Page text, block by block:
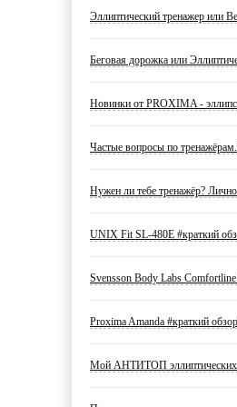
Эллиптический тренажер или
Беговая дорожка или
Новинки от PROXIMA -
Частые вопросы по
Нужен ли тебе тренажёр?
UNIX Fit SL-480E #краткий
Svensson Body Labs
Proxima Amanda #краткий
Мой АНТИТОП эллиптических